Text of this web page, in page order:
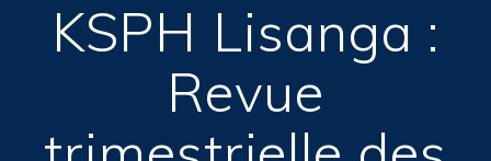
KSPH Lisanga :
Revue